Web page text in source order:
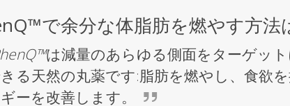
で余分な体脂肪を燃やす方法
は減量のあらゆる側面をターゲッ
る天然の丸薬です:脂肪を燃やし、食欲
ーを改善します。